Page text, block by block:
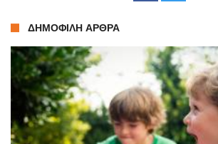
ΔΗΜΟΦΙΛΉ ΆΡΘΡΑ